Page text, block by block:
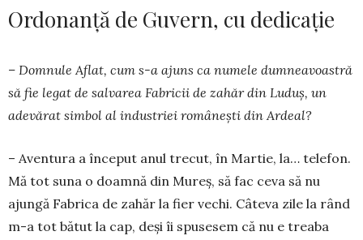
Ordonanță de Guvern, cu dedicație
– Domnule Aflat, cum s-a ajuns ca numele dumneavoastră
să fie legat de salvarea Fabricii de zahăr din Luduș, un
adevărat simbol al industriei românești din Ardeal?
– Aventura a început anul trecut, în Martie, la… telefon.
Mă tot suna o doamnă din Mureș, să fac ceva să nu
ajungă Fabrica de zahăr la fier vechi. Câ­teva zile la rând
m-a tot bătut la cap, deși îi spusesem că nu e treaba